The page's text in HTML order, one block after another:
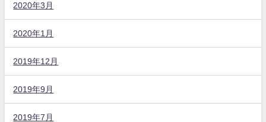
2020年3月
2020年1月
2019年12月
2019年9月
2019年7月